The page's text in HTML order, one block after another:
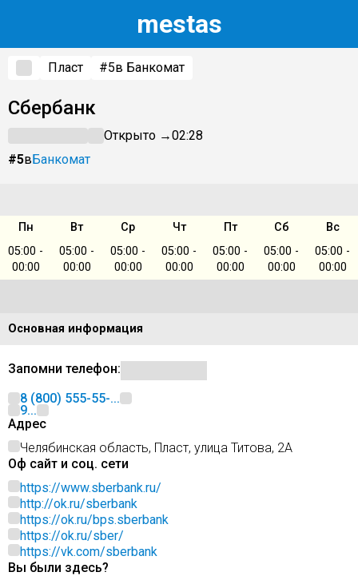
mestas
Пласт #5в Банкомат
Сбербанк
Открыто →02:28
#5вБанкомат
Пн Вт Ср Чт Пт Сб
Вс
05:00 -
00:00
05:00 -
00:00
05:00 -
00:00
05:00 -
00:00
05:00 -
00:00
05:00 -
00:00
05:00 -
00:00
Основная информация
Запомни телефон:
8 (800) 555-55-...
9...
Адрес
Челябинская область, Пласт, улица Титова, 2А
Оф сайт и соц. сети
https://www.sberbank.ru/
http://ok.ru/sberbank
https://ok.ru/bps.sberbank
https://ok.ru/sber/
https://vk.com/sberbank
Вы были здесь?